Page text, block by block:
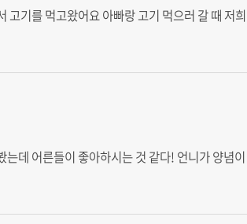
고기를 먹고왔어요 아빠랑 고기 먹으러 갈 때 저
는데 어른들이 좋아하시는 것 같다! 언니가 양념